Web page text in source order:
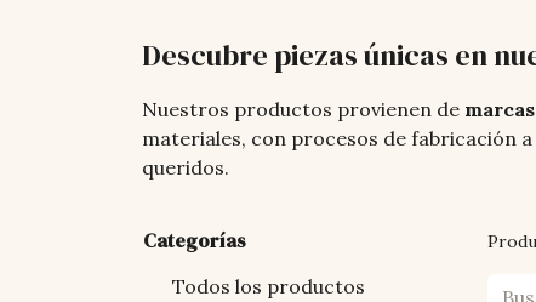
Descubre piezas únicas en
Nuestros productos provienen de
materiales, con procesos de fabricación
queridos.
Categorías
Todos los productos